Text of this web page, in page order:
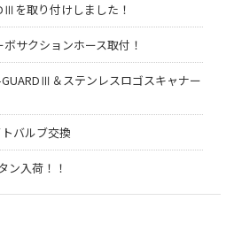
を取り付けしました！
サクションホース取付！
＆ステンレスロゴスキャナー
バルブ交換
ン入荷！！